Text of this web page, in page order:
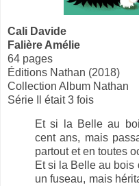
Cali Davide
Falière Amélie
64 pages
Éditions Nathan (2018)
Collection Album Nathan
Série Il était 3 fois
Et si la Belle au
cent ans, mais
partout et en toutes
Et si la Belle au bois
un fuseau, mais